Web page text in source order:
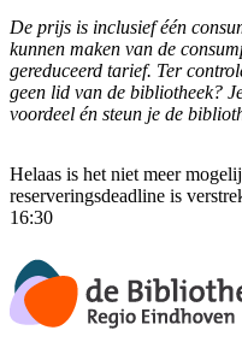
De prijs is inclusief één
kunnen maken van de
gereduceerd tarief. Ter
geen lid van de bibliotheek?
voordeel én steun je de
Helaas is het niet meer
reserveringsdeadline is
16:30